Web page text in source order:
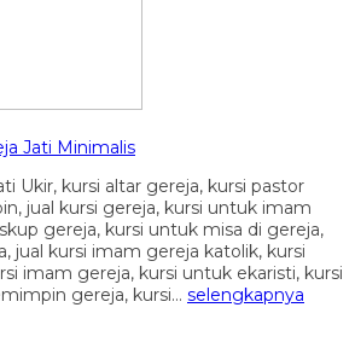
Jati Minimalis
Ukir, kursi altar gereja, kursi pastor
jual kursi gereja, kursi untuk imam
gereja, kursi untuk misa di gereja,
jual kursi imam gereja katolik, kursi
imam gereja, kursi untuk ekaristi, kursi
gereja, kursi… selengkapnya